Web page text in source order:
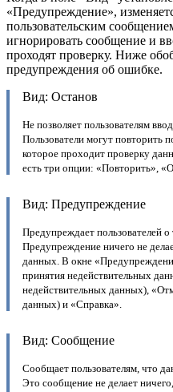
«Предупреждение»,
пользовательским
игнорировать сообщение и
проходят проверку. Ниже
предупреждения об ошибке.
Вид: Останов
Не позволяет пользователям
Пользователи могут повторить
которое проходит проверку
есть три опции: «Повторить»,
Вид: Предупреждение
Предупреждает пользователей
Предупреждение ничего не
данных. В окне
принятия недействительных
недействительных данных),
данных) и «Справка».
Вид: Сообщение
Сообщает пользователям, что
Это сообщение не делает